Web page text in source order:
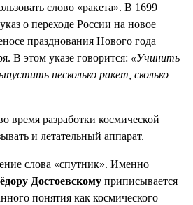
слово «ракета». В 1699
о переходе России на новое
празднования Нового года
В этом указе говорится: «Учинить
несколько ракет, сколько
время разработки космической
и летательный аппарат.
слова «спутник». Именно
Достоевскому приписывается
понятия как космического